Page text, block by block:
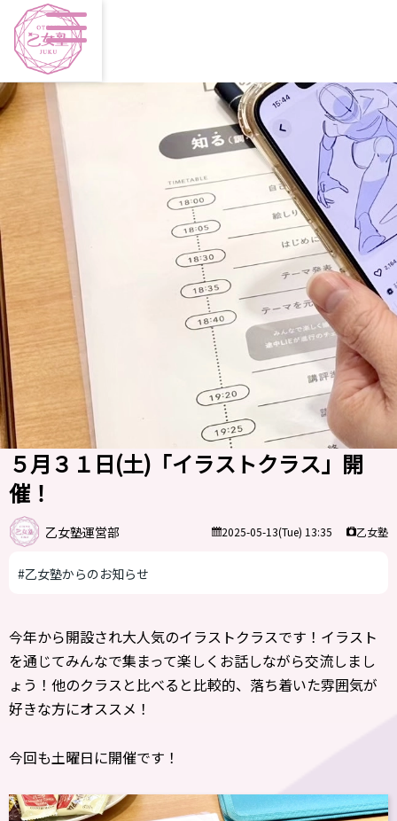
５月３１日(土)「イラストクラス」開
催！
乙女塾運営部 2025-05-13(Tue) 13:35 乙女塾
#乙女塾からのお知らせ
今年から開設され大人気のイラストクラスです！イラスト
を通じてみんなで集まって楽しくお話しながら交流しまし
ょう！他のクラスと比べると比較的、落ち着いた雰囲気が
好きな方にオススメ！
今回も土曜日に開催です！